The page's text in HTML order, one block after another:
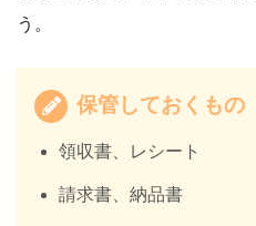
う。
保管しておくもの
領収書、レシート
請求書、納品書